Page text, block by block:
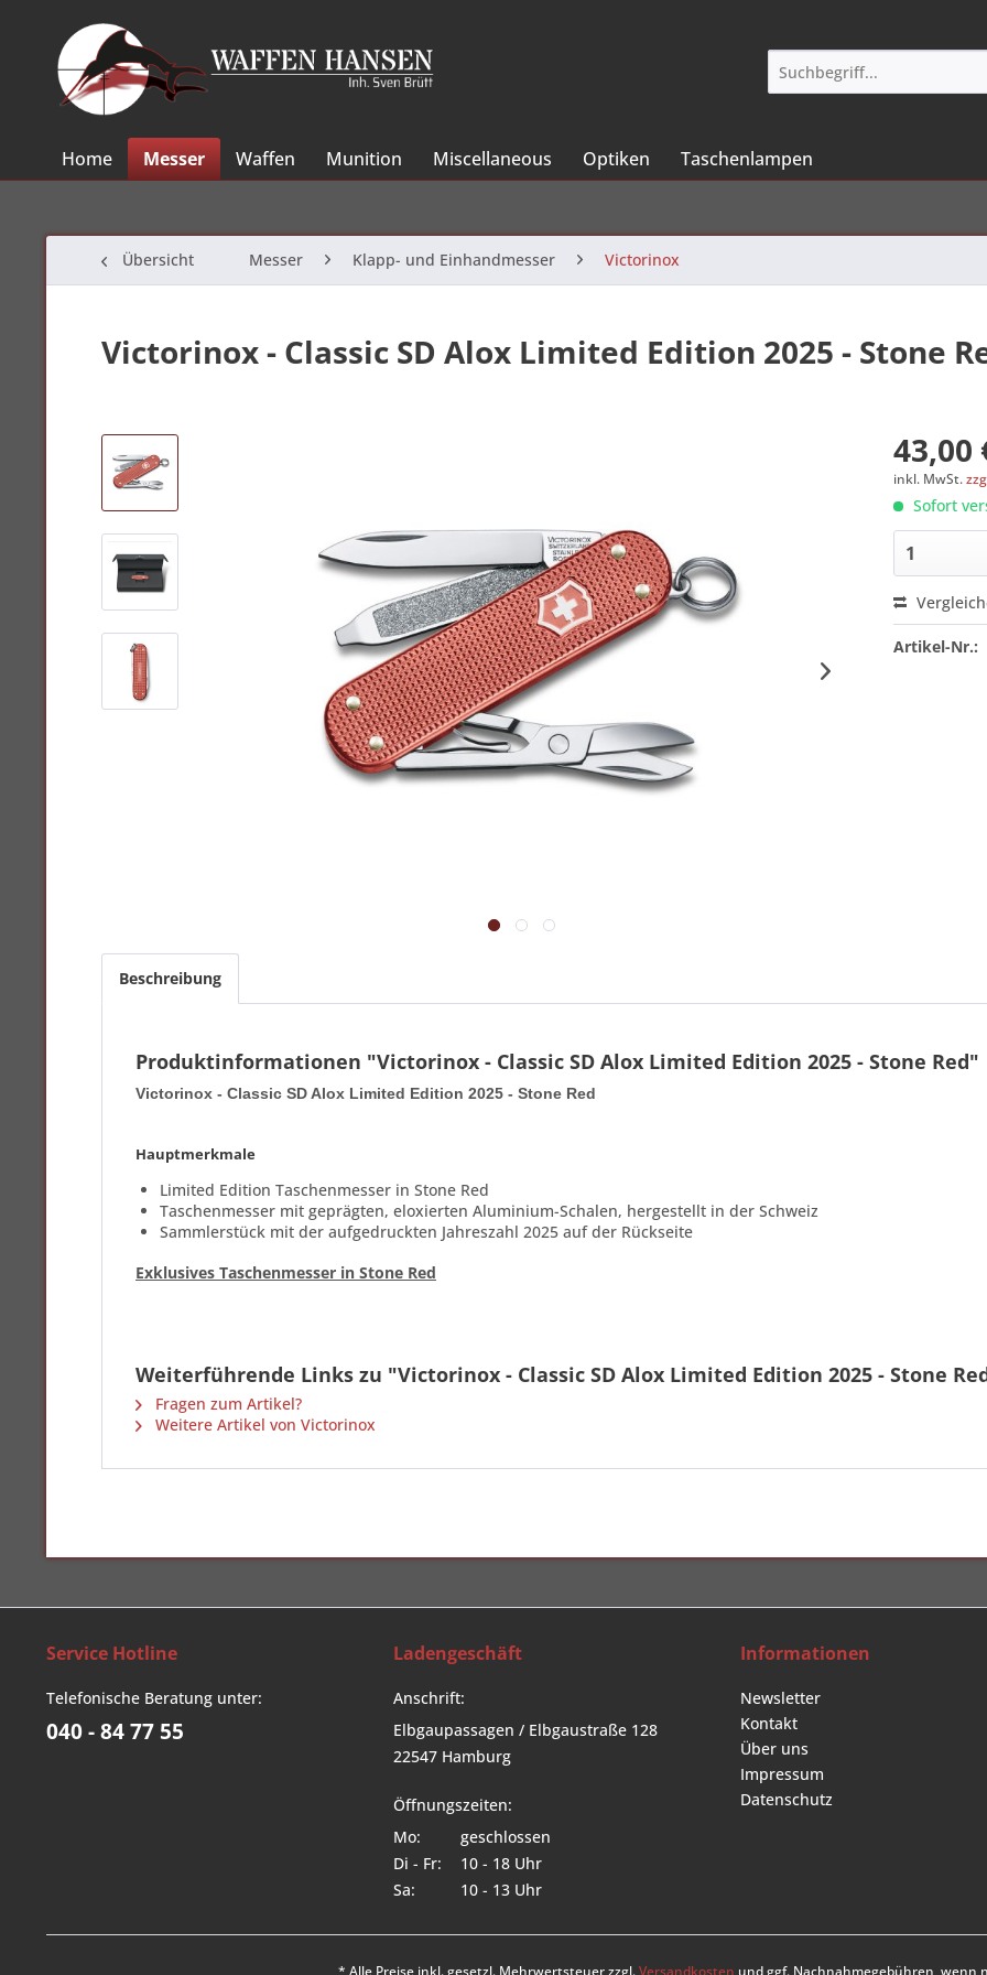
Home Messer Waffen Munition Miscellaneous Optiken Taschenlampen
Übersicht Messer Klapp- und Einhandmesser Victorinox
Victorinox - Classic SD Alox Limited Edition 2025 - Stone
43,00
inkl. MwSt.
Sofort
Artikel-Nr.:
Beschreibung
Produktinformationen "Victorinox - Classic SD Alox Limited Edition 2025 - Stone Red"
Victorinox - Classic SD Alox Limited Edition 2025 - Stone Red
Hauptmerkmale
Limited Edition Taschenmesser in Stone Red
Taschenmesser mit geprägten, eloxierten Aluminium-Schalen, hergestellt in der Schweiz
Sammlerstück mit der aufgedruckten Jahreszahl 2025 auf der Rückseite
Exklusives Taschenmesser in Stone Red
Weiterführende Links zu "Victorinox - Classic SD Alox Limited Edition 2025 - Stone
Fragen zum Artikel?
Weitere Artikel von Victorinox
Service Hotline
Telefonische Beratung unter:
040 - 84 77 55
Ladengeschäft
Anschrift:
Elbgaupassagen / Elbgaustraße 128
22547 Hamburg
Öffnungszeiten:
Mo:
geschlossen
Di - Fr:
10 - 18 Uhr
Sa:
10 - 13 Uhr
Informationen
Newsletter
Kontakt
Über uns
Impressum
Datenschutz